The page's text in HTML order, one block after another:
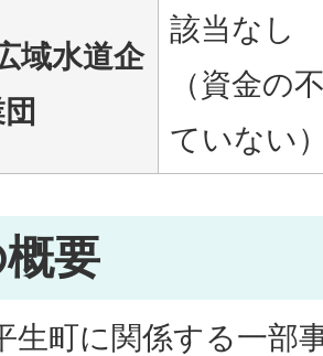
域水道企
該当なし
（資金の
ていない
要
生町に関係する一部